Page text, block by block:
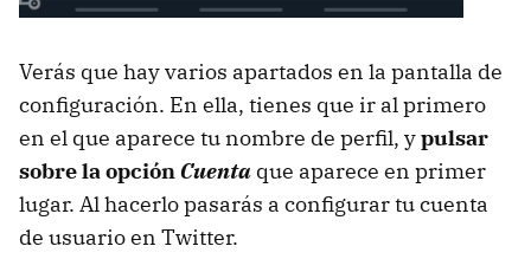
Verás que hay varios apartados en la pantalla de
configuración. En ella, tienes que ir al primero
en el que aparece tu nombre de perfil, ypulsar
sobre la opciónCuenta que aparece en primer
lugar. Al hacerlo pasarás a configurar tu cuenta
de usuario en Twitter.